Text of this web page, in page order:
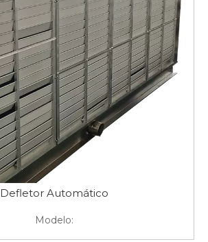
Defletor Automático
Modelo: